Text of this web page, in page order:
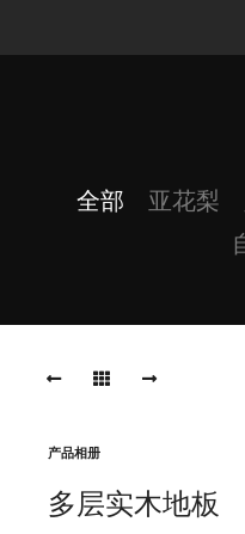
全部 亚花梨
产品相册
多层实木地板